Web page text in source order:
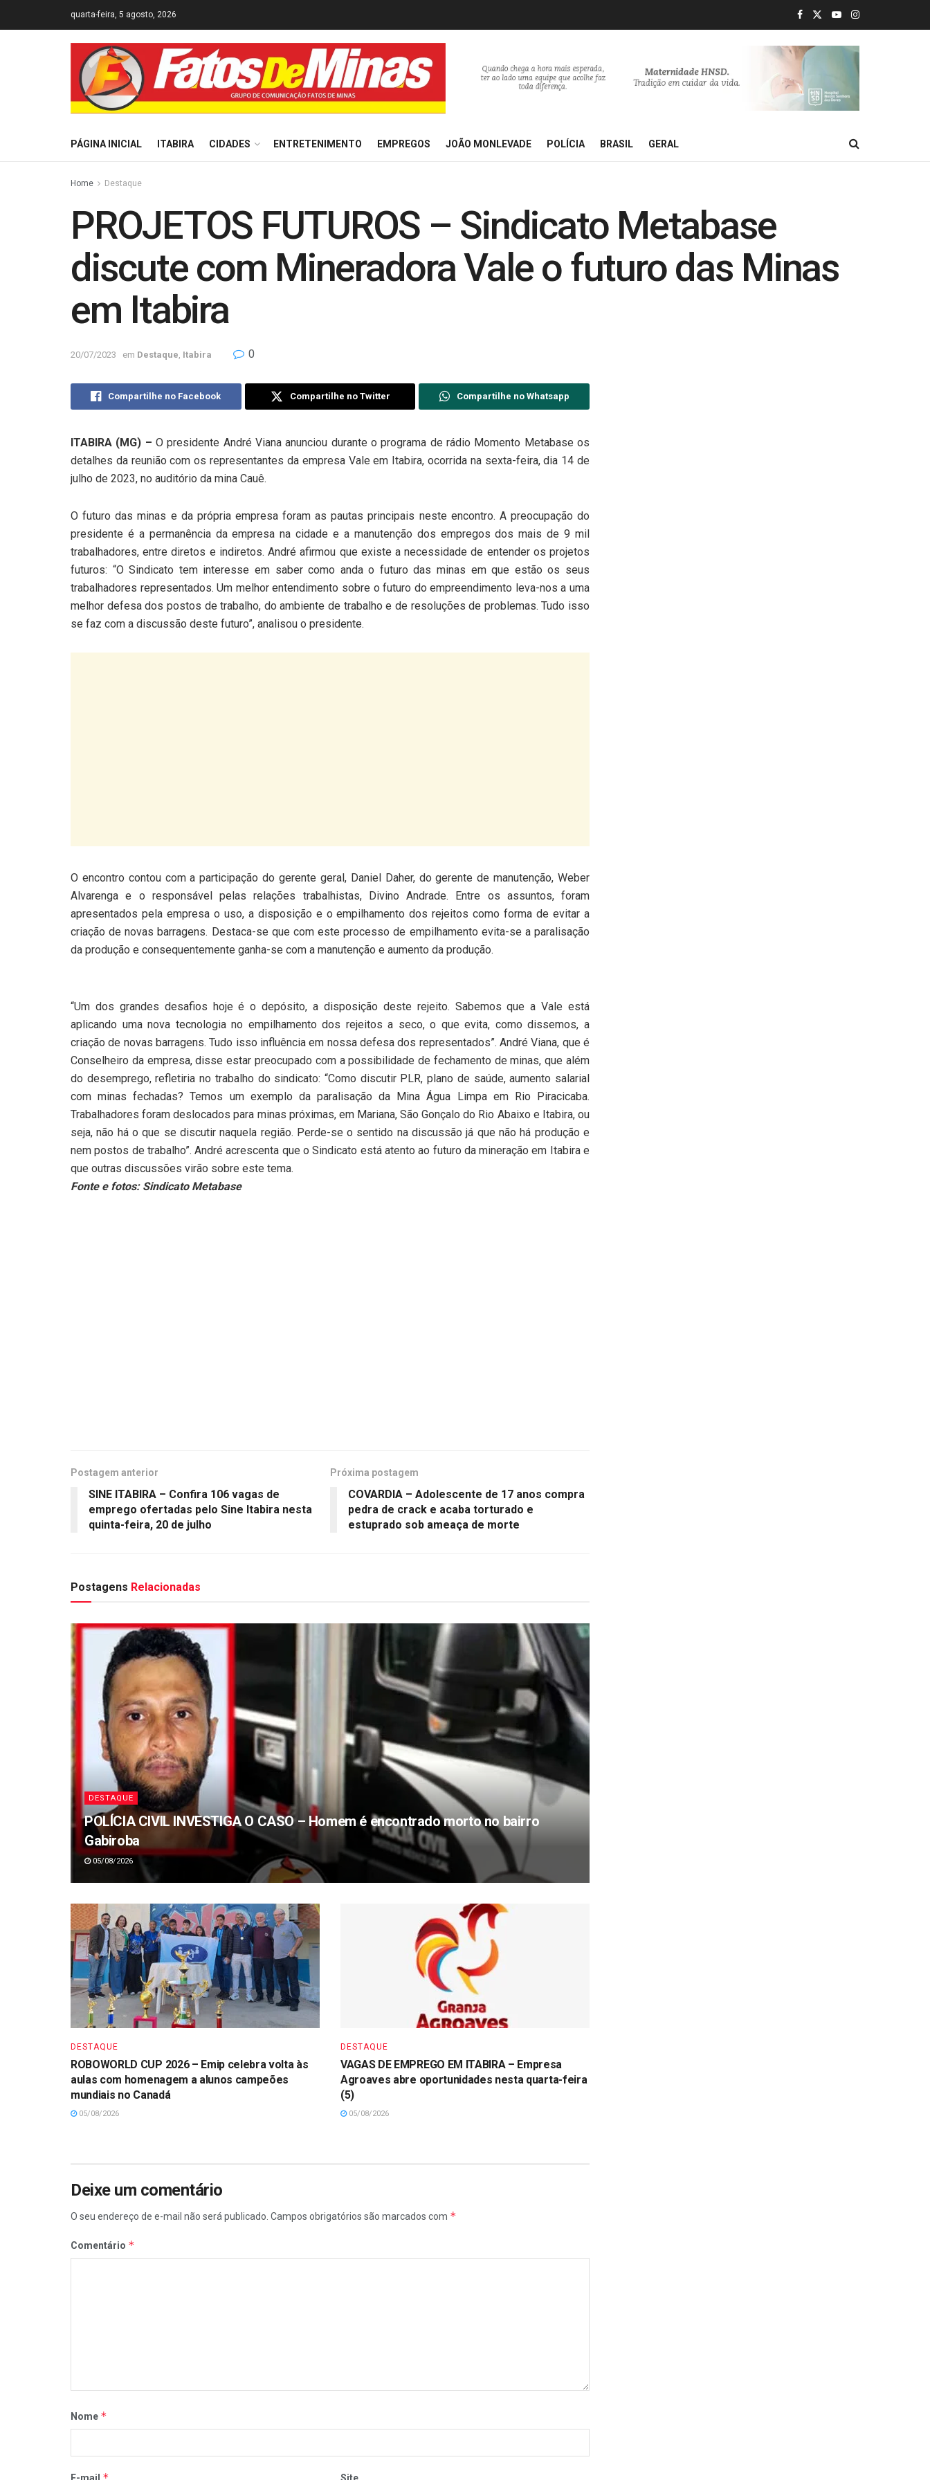
quarta-feira, 5 agosto, 2026
PÁGINA INICIAL ITABIRA CIDADES ENTRETENIMENTO EMPREGOS JOÃO MONLEVADE POLÍCIA BRASIL GERAL
Home Destaque
PROJETOS FUTUROS – Sindicato Metabase
discute com Mineradora Vale o futuro das Minas
em Itabira
20/07/2023 em Destaque, Itabira 0
Compartilhe no Facebook Compartilhe no Twitter Compartilhe no Whatsapp
ITABIRA (MG) – O presidente André Viana anunciou durante o programa de rádio Momento Metabase os
detalhes da reunião com os representantes da empresa Vale em Itabira, ocorrida na sexta-feira, dia 14 de
julho de 2023, no auditório da mina Cauê.
O futuro das minas e da própria empresa foram as pautas principais neste encontro. A preocupação do
presidente é a permanência da empresa na cidade e a manutenção dos empregos dos mais de 9 mil
trabalhadores, entre diretos e indiretos. André afirmou que existe a necessidade de entender os projetos
futuros: “O Sindicato tem interesse em saber como anda o futuro das minas em que estão os seus
trabalhadores representados. Um melhor entendimento sobre o futuro do empreendimento leva-nos a uma
melhor defesa dos postos de trabalho, do ambiente de trabalho e de resoluções de problemas. Tudo isso
se faz com a discussão deste futuro”, analisou o presidente.
O encontro contou com a participação do gerente geral, Daniel Daher, do gerente de manutenção, Weber
Alvarenga e o responsável pelas relações trabalhistas, Divino Andrade. Entre os assuntos, foram
apresentados pela empresa o uso, a disposição e o empilhamento dos rejeitos como forma de evitar a
criação de novas barragens. Destaca-se que com este processo de empilhamento evita-se a paralisação
da produção e consequentemente ganha-se com a manutenção e aumento da produção.
“Um dos grandes desafios hoje é o depósito, a disposição deste rejeito. Sabemos que a Vale está
aplicando uma nova tecnologia no empilhamento dos rejeitos a seco, o que evita, como dissemos, a
criação de novas barragens. Tudo isso influência em nossa defesa dos representados”. André Viana, que é
Conselheiro da empresa, disse estar preocupado com a possibilidade de fechamento de minas, que além
do desemprego, refletiria no trabalho do sindicato: “Como discutir PLR, plano de saúde, aumento salarial
com minas fechadas? Temos um exemplo da paralisação da Mina Água Limpa em Rio Piracicaba.
Trabalhadores foram deslocados para minas próximas, em Mariana, São Gonçalo do Rio Abaixo e Itabira, ou
seja, não há o que se discutir naquela região. Perde-se o sentido na discussão já que não há produção e
nem postos de trabalho”. André acrescenta que o Sindicato está atento ao futuro da mineração em Itabira e
que outras discussões virão sobre este tema.
Fonte e fotos: Sindicato Metabase
Postagem anterior
SINE ITABIRA – Confira 106 vagas de
emprego ofertadas pelo Sine Itabira nesta
quinta-feira, 20 de julho
Próxima postagem
COVARDIA – Adolescente de 17 anos compra
pedra de crack e acaba torturado e
estuprado sob ameaça de morte
Postagens Relacionadas
DESTAQUE
POLÍCIA CIVIL INVESTIGA O CASO – Homem é encontrado morto no bairro
Gabiroba
05/08/2026
DESTAQUE
ROBOWORLD CUP 2026 – Emip celebra volta às
aulas com homenagem a alunos campeões
mundiais no Canadá
05/08/2026
DESTAQUE
VAGAS DE EMPREGO EM ITABIRA – Empresa
Agroaves abre oportunidades nesta quarta-feira
(5)
05/08/2026
Deixe um comentário
O seu endereço de e-mail não será publicado. Campos obrigatórios são marcados com *
Comentário *
Nome *